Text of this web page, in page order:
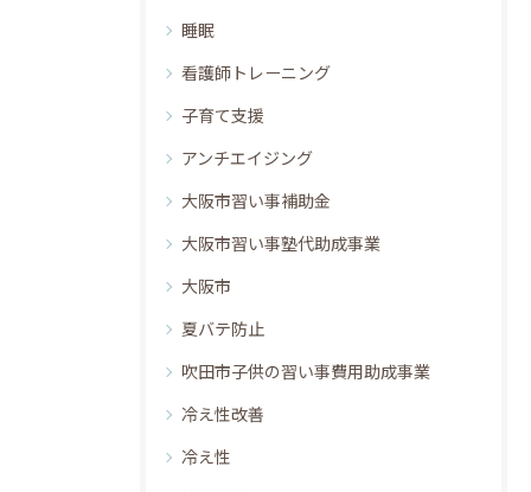
睡眠
看護師トレーニング
子育て支援
アンチエイジング
大阪市習い事補助金
大阪市習い事塾代助成事業
大阪市
夏バテ防止
吹田市子供の習い事費用助成事業
冷え性改善
冷え性